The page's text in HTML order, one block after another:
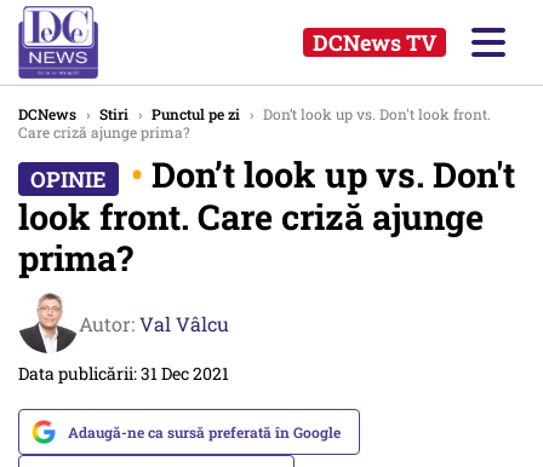
DCNews TV
DCNews › Stiri › Punctul pe zi › Don’t look up vs. Don't look front.
Care criză ajunge prima?
• Don’t look up vs. Don't
look front. Care criză ajunge
prima?
Autor:Val Vâlcu
Data publicării: 31 Dec 2021
Adaugă-ne ca sursă preferată în Google